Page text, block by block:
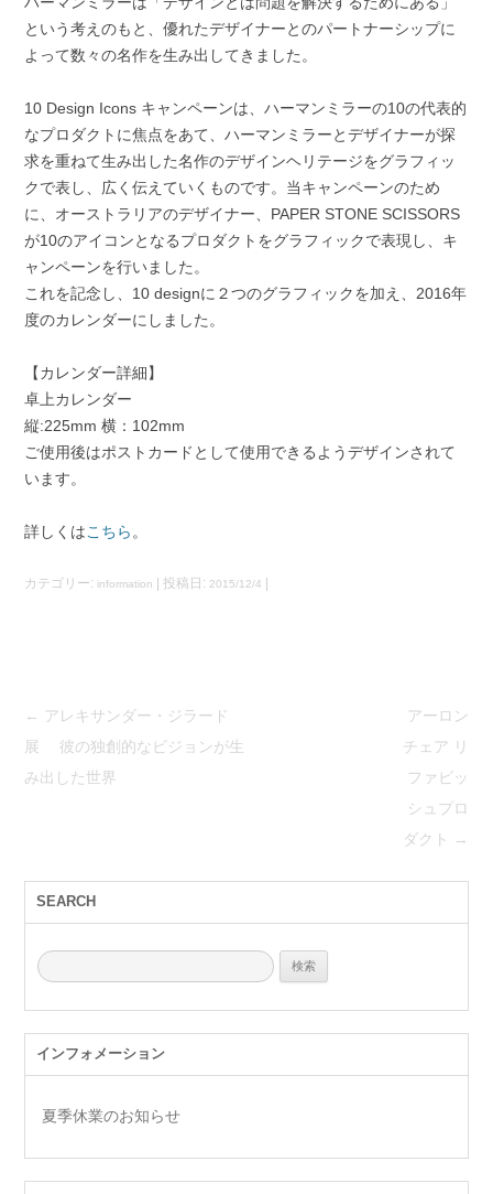
という考えのもと、優れたデザイナーとのパートナーシップに
よって数々の名作を生み出してきました。
10 Design Icons キャンペーンは、ハーマンミラーの10の代表的
なプロダクトに焦点をあて、ハーマンミラーとデザイナーが探
求を重ねて生み出した名作のデザインヘリテージをグラフィッ
クで表し、広く伝えていくものです。当キャンペーンのため
に、オーストラリアのデザイナー、PAPER STONE SCISSORS
が10のアイコンとなるプロダクトをグラフィックで表現し、キ
ャンペーンを行いました。
これを記念し、10 designに２つのグラフィックを加え、2016年
度のカレンダーにしました。
【カレンダー詳細】
卓上カレンダー
縦:225mm 横：102mm
ご使用後はポストカードとして使用できるようデザインされて
います。
詳しくはこちら 。
カテゴリー: information | 投稿日: 2015/12/4
投
稿
ー
シ
ョ
←
アレキサンダー・ジラード
展 彼の独創的なビジョンが生
み出した世界
アーロン
チェア リ
ファビッ
シュプロ
ダクト
→
SEARCH
検
インフォメーション
夏季休業のお知らせ